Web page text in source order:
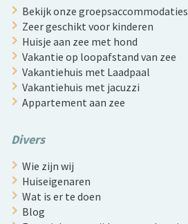
Bekijk onze groepsaccommodaties
Zeer geschikt voor kinderen
Huisje aan zee met hond
Vakantie op loopafstand van zee
Vakantiehuis met Laadpaal
Vakantiehuis met jacuzzi
Appartement aan zee
Divers
Wie zijn wij
Huiseigenaren
Wat is er te doen
Blog